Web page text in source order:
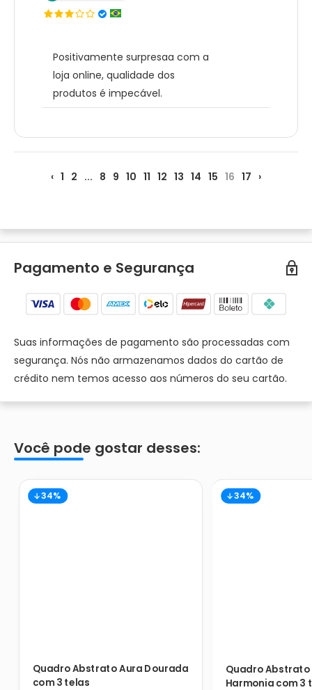
Positivamente surpresaa com a
loja online, qualidade dos
produtos é impecável.
‹ 1 2 ... 8 9 10 11 12 13 14 15 16 17 ›
Pagamento e Segurança
Suas informações de pagamento são processadas com
segurança. Nós não armazenamos dados do cartão de
crédito nem temos acesso aos números do seu cartão.
Você pode gostar desses:
34%
Quadro Abstrato Aura Dourada
com 3 telas
34%
Quadro Abstrato
Harmonia com 3